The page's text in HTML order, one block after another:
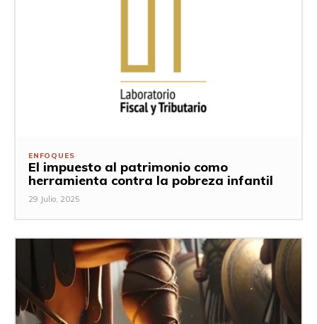
ENFOQUES
El impuesto al patrimonio como
herramienta contra la pobreza infantil
29 Julio, 2025